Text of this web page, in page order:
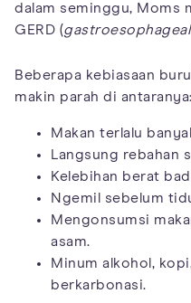
dalam seminggu, Moms
GERD (
Beberapa kebiasaan
makin parah di antaranya:
Makan terlalu
Langsung rebahan
Kelebihan berat
Ngemil sebelum
Mengonsumsi
asam.
Minum alkohol,
berkarbonasi.